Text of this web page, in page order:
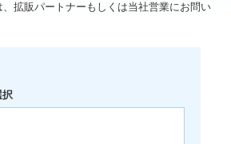
拡販パートナーもしくは当社営業にお問い
択